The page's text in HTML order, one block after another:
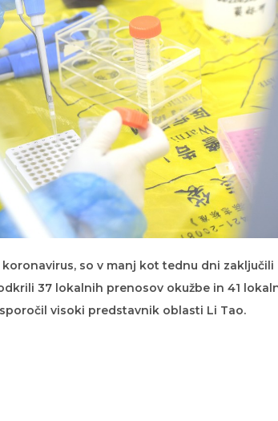
so v manj kot tednu dni zaključili
37 lokalnih prenosov okužbe in 41
visoki predstavnik oblasti Li Tao.